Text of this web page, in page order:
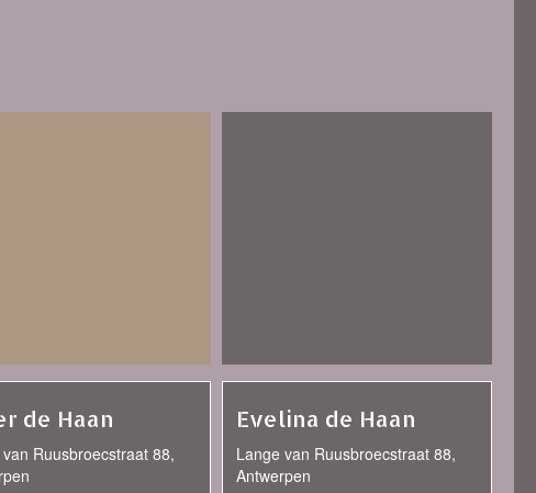
de Haan
Ruusbroecstraat 88,
Evelina de Haan
Lange van Ruusbroecstraat 88,
Antwerpen